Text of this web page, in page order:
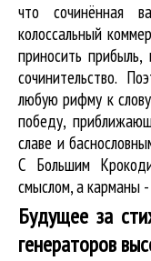
что сочинённая
колоссальный
приносить
сочинительство.
любую рифму к
победу,
славе и
С Большим
смыслом, а карманы -
Будущее за
генераторов